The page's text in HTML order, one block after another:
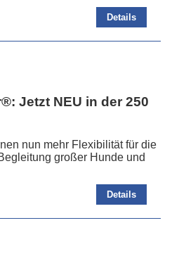
Details
Jetzt NEU in der 250
nun mehr Flexibilität für die
großer Hunde und
Details